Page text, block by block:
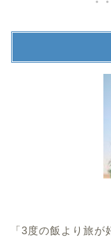
「3度の飯より旅